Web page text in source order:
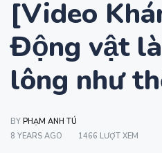
[Video
Động vật
lông như
BY PHẠM ANH TÚ
8 YEARS AGO
1466 LƯỢT XEM